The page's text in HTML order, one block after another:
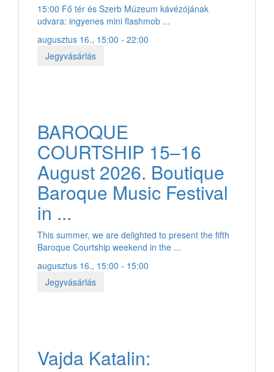
15:00 Fő tér és Szerb Múzeum kávézójának
udvara: ingyenes mini flashmob ...
augusztus 16., 15:00 - 22:00
Jegyvásárlás
BAROQUE
COURTSHIP 15–16
August 2026. Boutique
Baroque Music Festival
in ...
This summer, we are delighted to present the fifth
Baroque Courtship weekend in the ...
augusztus 16., 15:00 - 15:00
Jegyvásárlás
Vajda Katalin: